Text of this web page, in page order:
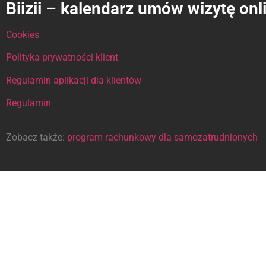
Biizii – kalendarz umów wizytę
Cookies
Polityka prywatności klient
Regulamin aplikacji dla klientów
Regulamin
Zobacz także: program rachunkowy dla samozatrudnionych